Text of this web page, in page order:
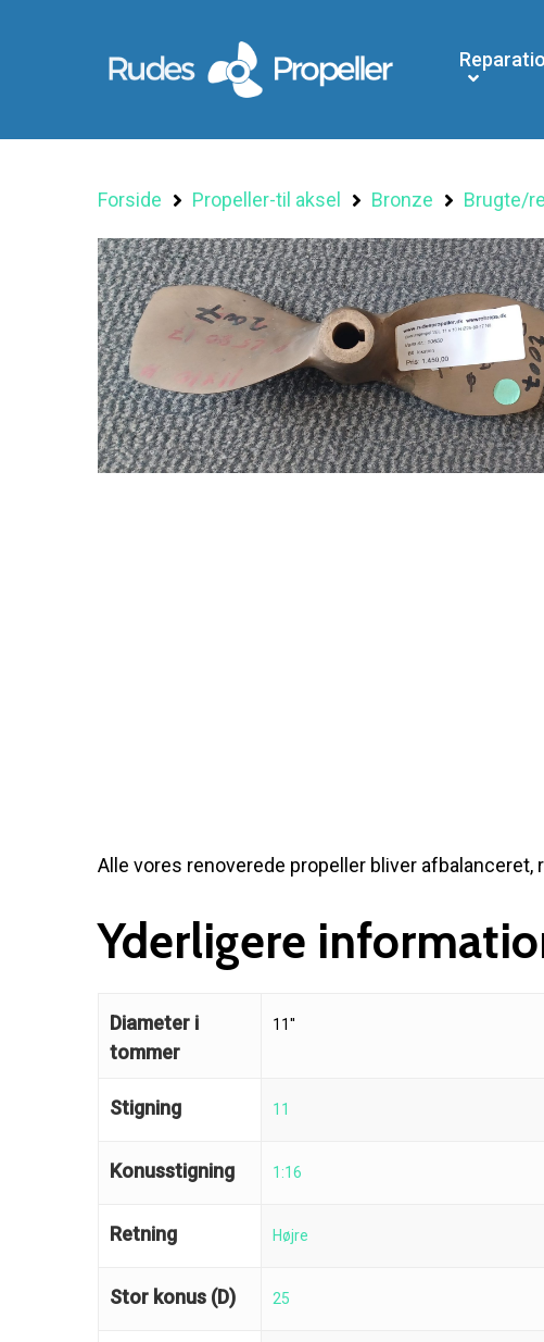
Forside Propeller-til aksel Bronze Brugte/
Alle vores renoverede propeller bliver afbalanceret,
Yderligere
Diameter i
tommer
11''
Stigning 11
Konusstigning 1:16
Retning Højre
Stor konus (D) 25